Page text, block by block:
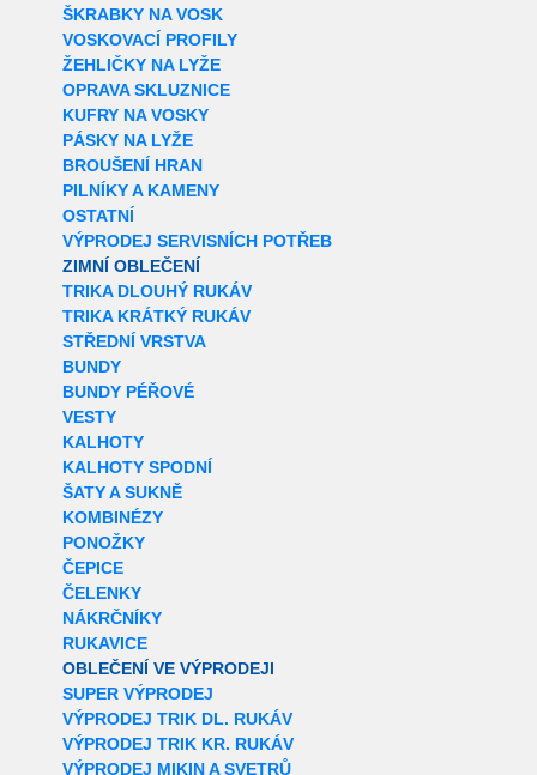
ŠKRABKY NA VOSK
VOSKOVACÍ PROFILY
ŽEHLIČKY NA LYŽE
OPRAVA SKLUZNICE
KUFRY NA VOSKY
PÁSKY NA LYŽE
BROUŠENÍ HRAN
PILNÍKY A KAMENY
OSTATNÍ
VÝPRODEJ SERVISNÍCH POTŘEB
ZIMNÍ OBLEČENÍ
TRIKA DLOUHÝ RUKÁV
TRIKA KRÁTKÝ RUKÁV
STŘEDNÍ VRSTVA
BUNDY
BUNDY PÉŘOVÉ
VESTY
KALHOTY
KALHOTY SPODNÍ
ŠATY A SUKNĚ
KOMBINÉZY
PONOŽKY
ČEPICE
ČELENKY
NÁKRČNÍKY
RUKAVICE
OBLEČENÍ VE VÝPRODEJI
SUPER VÝPRODEJ
VÝPRODEJ TRIK DL. RUKÁV
VÝPRODEJ TRIK KR. RUKÁV
VÝPRODEJ MIKIN A SVETRŮ